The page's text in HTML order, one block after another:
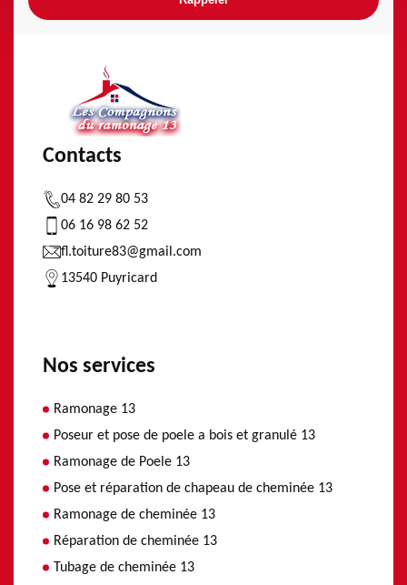
Contacts
04 82 29 80 53
06 16 98 62 52
fl.toiture83@gmail.com
13540 Puyricard
Nos services
Ramonage 13
Poseur et pose de poele a bois et granulé 13
Ramonage de Poele 13
Pose et réparation de chapeau de cheminée 13
Ramonage de cheminée 13
Réparation de cheminée 13
Tubage de cheminée 13